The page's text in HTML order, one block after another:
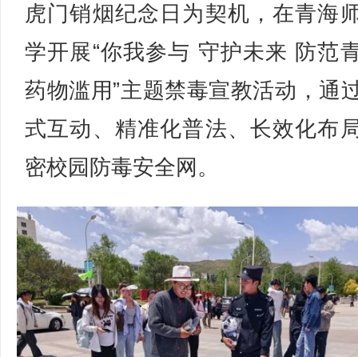
虎门销烟纪念日为契机，在青海
学开展“你我参与 守护未来 防范
药物滥用”主题禁毒宣教活动，通
式互动、精准化普法、长效化布
密校园防毒安全网。